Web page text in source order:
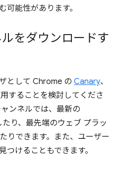
可能性があります。
をダウンロードす
として Chrome の Canary、
することを検討してくださ
ンネルでは、最新の
り、最先端のウェブ プラッ
りできます。また、ユーザー
つけることもできます。